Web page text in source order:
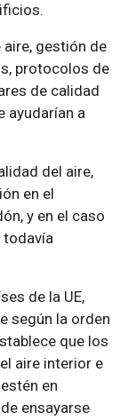
gestión de
protocolos de
de calidad
ayudarían a
del aire,
en el
y en el caso
todavía
de la UE,
según la orden
que los
aire interior e
en
ensayarse